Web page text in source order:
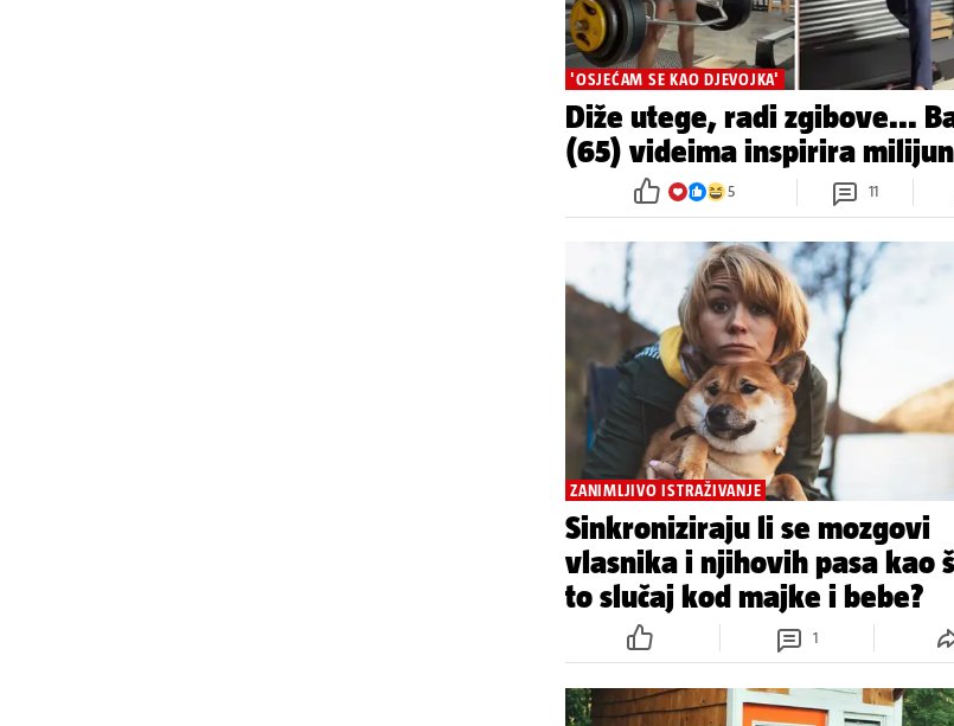
'OSJEĆAM SE KAO DJEVOJKA'
Diže utege, radi zgibove...
(65) videima inspirira
5 11
ZANIMLJIVO ISTRAŽIVANJE
Sinkroniziraju li se mozgovi
vlasnika i njihovih pasa kao
to slučaj kod majke i bebe?
1